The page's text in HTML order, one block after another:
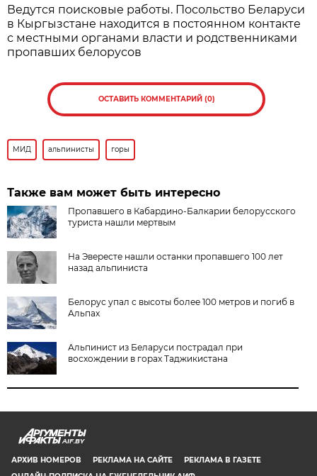
Ведутся поисковые работы. Посольство Беларуси
в Кыргызстане находится в постоянном контакте
с местными органами власти и родственниками
пропавших белорусов
ОСТАВИТЬ КОММЕНТАРИЙ (0)
МИД альпинисты горы
Также вам может быть интересно
Пропавшего в Кабардино-Балкарии белорусского
туриста нашли мертвым
На Эвересте нашли останки пропавшего 100 лет
назад альпиниста
Белорус упал с высоты более 100 метров и погиб в
Альпах
Альпинист из Беларуси пострадал при
восхождении в горах Таджикистана
AIF.BY
АРХИВ НОМЕРОВ РЕКЛАМА НА САЙТЕ
РЕКЛАМА В ГАЗЕТЕ